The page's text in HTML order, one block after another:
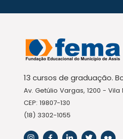
13 cursos de graduação.
Av. Getúlio Vargas, 1200 -
CEP: 19807-130
(18) 3302-1055